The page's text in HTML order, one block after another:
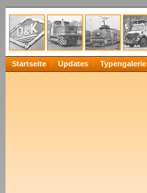
Startseite Updates Typengalerie